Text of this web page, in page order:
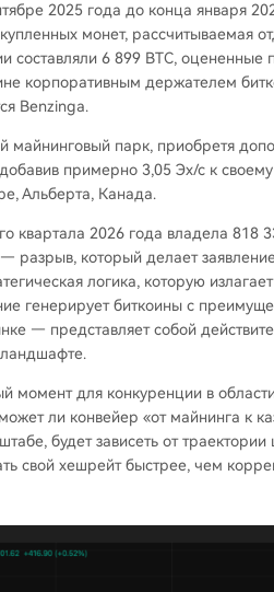
2025 года до конца января
монет, рассчитываемая
составляли 6 899 BTC,
корпоративным держателем
Benzinga.
майнинговый парк, приобретя
примерно 3,05 Эх/с к
Альберта, Канада.
квартала 2026 года владела 818
который делает
логика, которую
генерирует биткоины с
— представляет собой
момент для конкуренции в
ли конвейер «от майнинга к
будет зависеть от
свой хешрейт быстрее, чем